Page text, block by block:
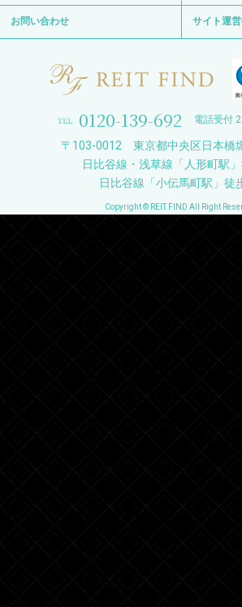
お問い合わせ サイト運
0120-139-692 電話受付
〒103-0012 東京都中央区日本橋
日比谷線・浅草線「人形町駅
日比谷線「小伝馬町駅」徒
Copyright © REIT FIND All Right